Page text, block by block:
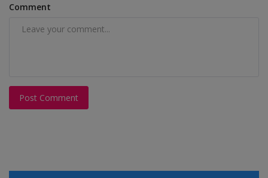
Comment
Post Comment